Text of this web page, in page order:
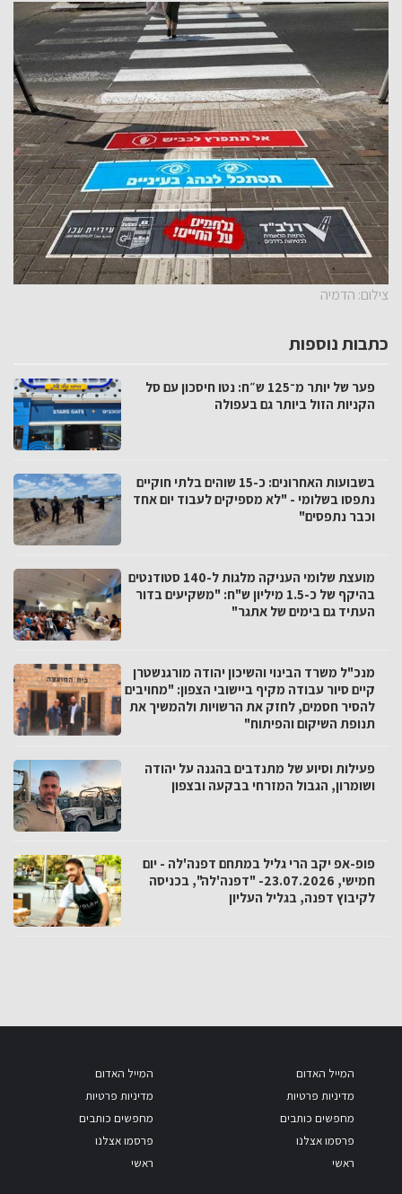
צילום: הדמיה
כתבות נוספות
פער של יותר מ־125 ש״ח: נטו חיסכון עם סל
הקניות הזול ביותר גם בעפולה
בשבועות האחרונים: כ-15 שוהים בלתי חוקיים
נתפסו בשלומי - "לא מספיקים לעבוד יום אחד
וכבר נתפסים"
מועצת שלומי העניקה מלגות ל-140 סטודנטים
בהיקף של כ-1.5 מיליון ש"ח: "משקיעים בדור
העתיד גם בימים של אתגר"
מנכ"ל משרד הבינוי והשיכון יהודה מורגנשטרן
קיים סיור עבודה מקיף ביישובי הצפון: "מחויבים
להסיר חסמים, לחזק את הרשויות ולהמשיך את
תנופת השיקום והפיתוח"
פעילות וסיוע של מתנדבים בהגנה על יהודה
ושומרון, הגבול המזרחי בבקעה ובצפון
פופ-אפ יקב הרי גליל במתחם דפנה'לה - יום
חמישי, 23.07.2026- "דפנה'לה", בכניסה
לקיבוץ דפנה, בגליל העליון
המייל האדום
מדיניות פרטיות
מחפשים כותבים
פרסמו אצלנו
ראשי
המייל האדום
מדיניות פרטיות
מחפשים כותבים
פרסמו אצלנו
ראשי